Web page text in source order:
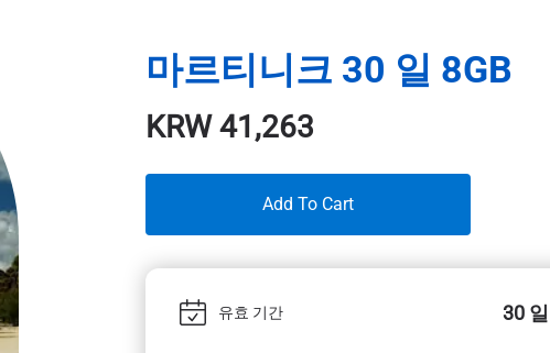
마르티니크 30 일 8GB
KRW41,263
Add To Cart
유효 기간 30 일